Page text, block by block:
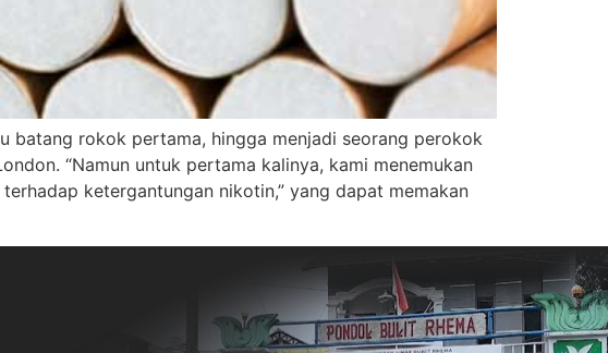
batang rokok pertama, hingga menjadi seorang perokok
“Namun untuk pertama kalinya, kami menemukan
ketergantungan nikotin,” yang dapat memakan